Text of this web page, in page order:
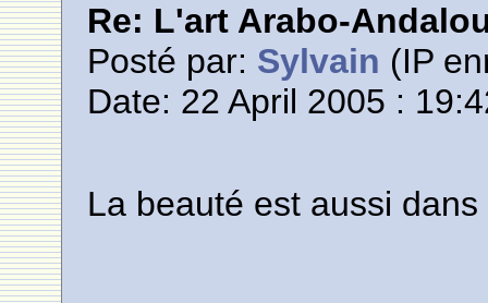
Re: L'art Arabo-
Posté par: Sylvain (IP
Date: 22 April 2005 :
La beauté est aussi